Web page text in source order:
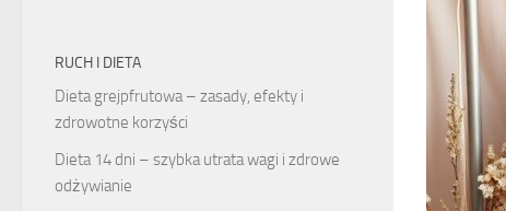
RUCH I DIETA
Dieta grejpfrutowa – zasady, efekty i
zdrowotne korzyści
Dieta 14 dni – szybka utrata wagi i zdrowe
odżywianie